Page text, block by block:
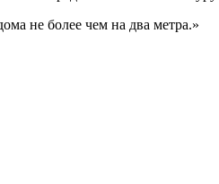
не более чем на два метра.»